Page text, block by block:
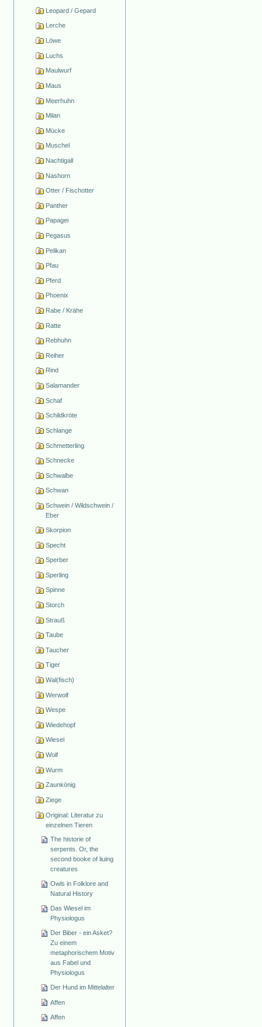
Leopard / Gepard
Lerche
Löwe
Luchs
Maulwurf
Maus
Meerhuhn
Milan
Mücke
Muschel
Nachtigall
Nashorn
Otter / Fischotter
Panther
Papagei
Pegasus
Pelikan
Pfau
Pferd
Phoenix
Rabe / Krähe
Ratte
Rebhuhn
Reiher
Rind
Salamander
Schaf
Schildkröte
Schlange
Schmetterling
Schnecke
Schwalbe
Schwan
Schwein / Wildschwein /
Eber
Skorpion
Specht
Sperber
Sperling
Spinne
Storch
Strauß
Taube
Taucher
Tiger
Wal(fisch)
Werwolf
Wespe
Wiedehopf
Wiesel
Wolf
Wurm
Zaunkönig
Ziege
Original: Literatur zu
einzelnen Tieren
The historie of
serpents. Or, the
second booke of liuing
creatures
Owls in Folklore and
Natural History
Das Wiesel im
Physiologus
Der Biber - ein Asket?
Zu einem
metaphorischem Motiv
aus Fabel und
Physiologus
Der Hund im Mittelalter
Affen
Affen